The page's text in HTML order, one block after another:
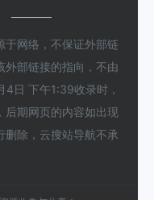
于网络，不保证外部链
外部链接的指向，不由
日 下午1:39收录时，
后期网页的内容如出现
删除，云搜站导航不承